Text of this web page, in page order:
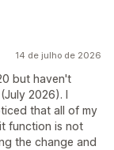
14 de julho de 2026
but haven't
2026). I
that all of my
function is not
the change and